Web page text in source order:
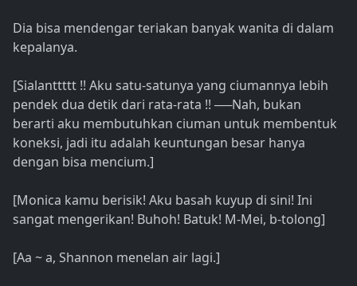
Dia bisa mendengar teriakan banyak wanita di dalam
kepalanya.
[Sialanttttt !! Aku satu-satunya yang ciumannya lebih
pendek dua detik dari rata-rata !! ──Nah, bukan
berarti aku membutuhkan ciuman untuk membentuk
koneksi, jadi itu adalah keuntungan besar hanya
dengan bisa mencium.]
[Monica kamu berisik! Aku basah kuyup di sini! Ini
sangat mengerikan! Buhoh! Batuk! M-Mei, b-tolong]
[Aa ~ a, Shannon menelan air lagi.]